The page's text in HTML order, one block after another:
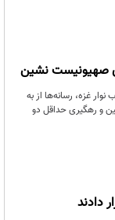
صهیونیست نشین
غزه، رسانه‌ها از به
و رهگیری حداقل دو
دادند